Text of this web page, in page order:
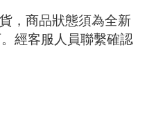
，商品狀態須為全新
經客服人員聯繫確認